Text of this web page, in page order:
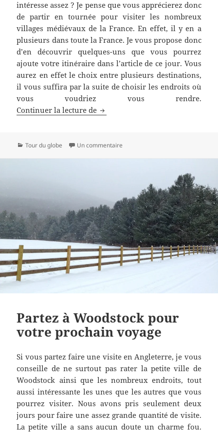
intéresse assez ? Je pense que vous apprécierez donc
de partir en tournée pour visiter les nombreux
villages médiévaux de la France. En effet, il y en a
plusieurs dans toute la France. Je vous propose donc
d’en découvrir quelques-uns que vous pourrez
ajoute votre itinéraire dans l’article de ce jour. Vous
aurez en effet le choix entre plusieurs destinations,
il vous suffira par la suite de choisir les endroits où
vous voudriez vous rendre.
Continuer la lecture de Visitez les plus beaux villages
Catégories
Tour du globe Un commentaire
Partez à Woodstock pour
votre prochain voyage
Si vous partez faire une visite en Angleterre, je vous
conseille de ne surtout pas rater la petite ville de
Woodstock ainsi que les nombreux endroits, tout
aussi intéressante les unes que les autres que vous
pourrez visiter. Nous avons pris seulement deux
jours pour faire une assez grande quantité de visite.
La petite ville a sans aucun doute un charme fou.